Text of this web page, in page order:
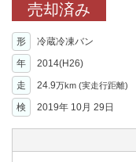
売却済み
形 冷蔵冷凍バン
年
2014(H26)
走 24.9万km (実走行距離)
検
2019年 10月 29日